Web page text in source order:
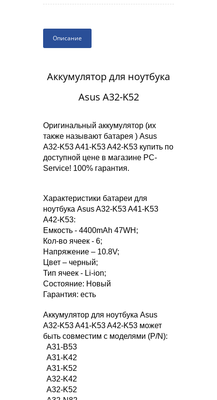
Описание
Аккумулятор для ноутбука
Asus A32-K52
Оригинальный аккумулятор (их
также называют батарея ) Asus
A32-K53 A41-K53 A42-K53 купить по
доступной цене в магазине PC-
Service! 100% гарантия.
Характеристики батареи для
ноутбука Asus A32-K53 A41-K53
A42-K53:
Емкость - 4400mAh 47WH;
Кол-во ячеек - 6;
Напряжение – 10.8V;
Цвет – черный;
Тип ячеек - Li-ion;
Состояние: Новый
Гарантия: есть
Аккумулятор для ноутбука Asus
A32-K53 A41-K53 A42-K53 может
быть совместим с моделями (P/N):
A31-B53
A31-K42
A31-K52
A32-K42
A32-K52